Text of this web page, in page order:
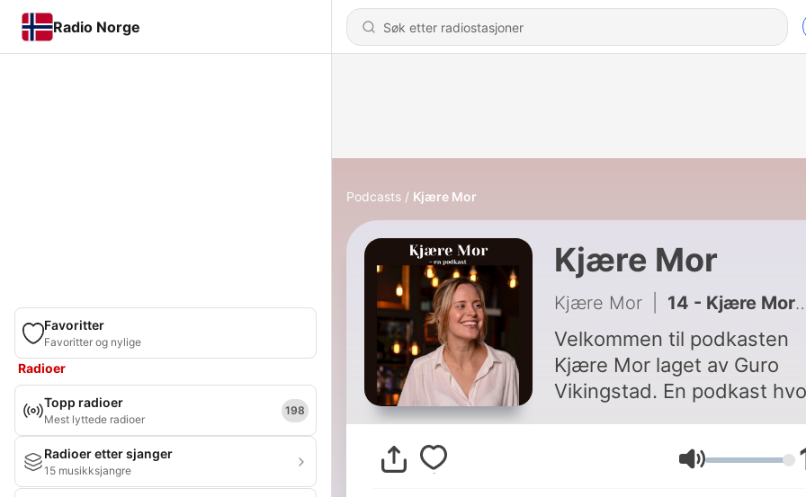
Radio Norge
Favoritter
Favoritter og nylige
Radioer
Topp radioer
Mest lyttede radioer
198
Radioer etter sjanger
15 musikksjangre
Podcasts Kjære Mor
Kjære Mor
Kjære Mor 14 - Kjære Mor - Birgitte Bergerud
Velkommen til podkasten
Kjære Mor laget av Guro
Vikingstad. En podkast
dele en liten brøkdel av
som mor. I denneVolum